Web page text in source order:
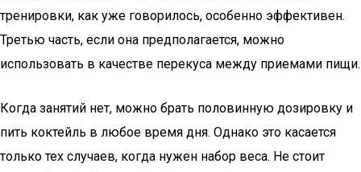
тренировки, как уже говорилось, особенно эффективен.
Третью часть, если она предполагается, можно
использовать в качестве перекуса между приемами пищи.
Когда занятий нет, можно брать половинную дозировку и
пить коктейль в любое время дня. Однако это касается
только тех случаев, когда нужен набор веса. Не стоит